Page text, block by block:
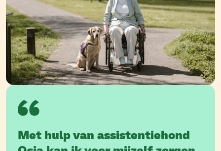
Met hulp van assistentiehond